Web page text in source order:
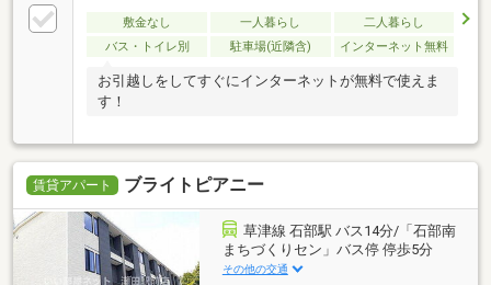
敷金なし 一人暮らし
二人暮らし
バス・トイレ別
駐車場(近隣含) インターネット無料
お引越しをしてすぐにインターネットが無料で使えま
す！
賃貸アパート ブライトピアニー
草津線 石部駅 バス14分/「石部南
まちづくりセン」バス停 停歩5分
その他の交通